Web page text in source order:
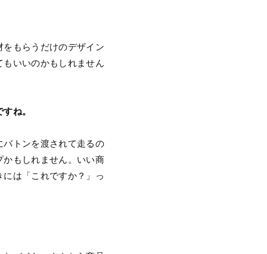
もらうだけのデザイン
いいのかもしれません
ね。
トンを渡されて走るの
もしれません。いい商
は「これですか？」っ